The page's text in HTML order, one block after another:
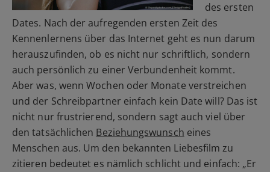
des ersten
Dates. Nach der aufregenden ersten Zeit des
Kennenlernens über das Internet geht es nun darum
herauszufinden, ob es nicht nur schriftlich, sondern
auch persönlich zu einer Verbundenheit kommt.
Aber was, wenn Wochen oder Monate verstreichen
und der Schreibpartner einfach kein Date will? Das ist
nicht nur frustrierend, sondern sagt auch viel über
den tatsächlichen Beziehungswunsch eines
Menschen aus. Um den bekannten Liebesfilm zu
zitieren bedeutet es nämlich schlicht und einfach: „Er